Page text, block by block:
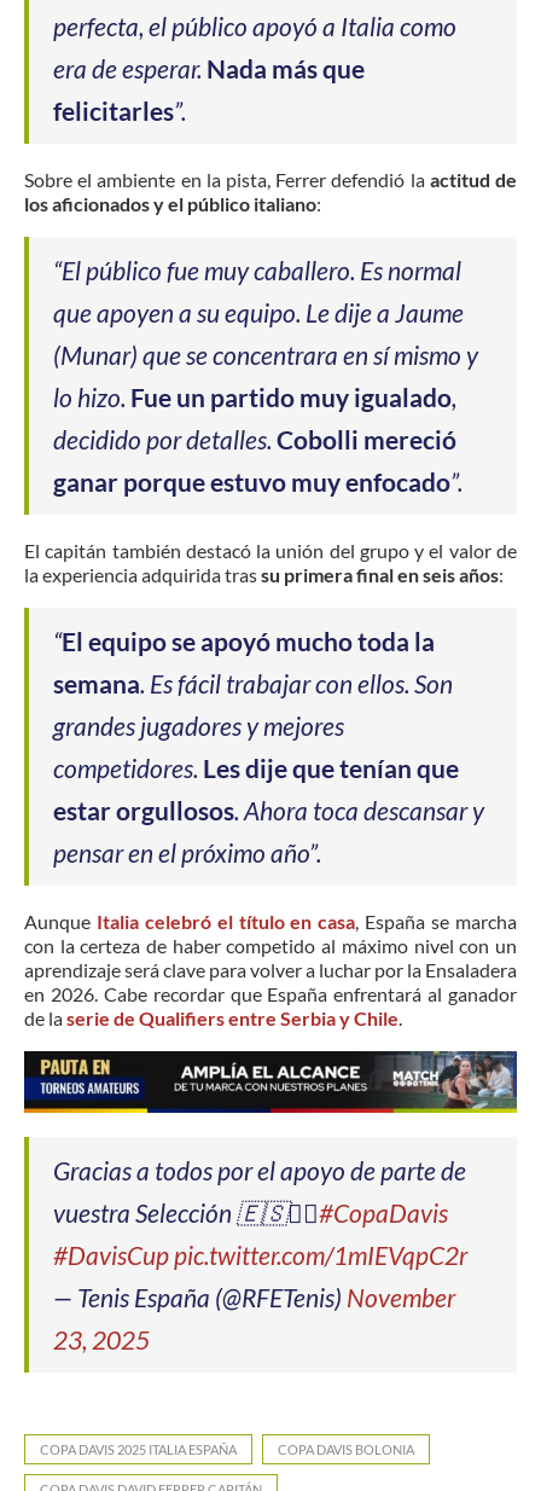
perfecta, el público apoyó a Italia como
era de esperar. Nada más que
felicitarles”.
Sobre el ambiente en la pista, Ferrer defendió la actitud de
los aficionados y el público italiano:
“El público fue muy caballero. Es normal
que apoyen a su equipo. Le dije a Jaume
(Munar) que se concentrara en sí mismo y
lo hizo. Fue un partido muy igualado,
decidido por detalles. Cobolli mereció
ganar porque estuvo muy enfocado”.
El capitán también destacó la unión del grupo y el valor de
la experiencia adquirida trassu primera final en seis años:
“El equipo se apoyó mucho toda la
semana. Es fácil trabajar con ellos. Son
grandes jugadores y mejores
competidores. Les dije que tenían que
estar orgullosos. Ahora toca descansar y
pensar en el próximo año”.
Aunque Italia celebró el título en casa , España se marcha
con la certeza de haber competido al máximo nivel con un
aprendizaje será clave para volver a luchar por la Ensaladera
en 2026. Cabe recordar que España enfrentará al ganador
de laserie de Qualifiers entre Serbia y Chile
Gracias a todos por el apoyo de parte de
vuestra Selección 🇪🇸❤️‍🔥#CopaDavis
#DavisCup pic.twitter.com/1mIEVqpC2r
— Tenis España (@RFETenis) November
23, 2025
COPA DAVIS 2025 ITALIA ESPAÑA COPA DAVIS BOLONIA